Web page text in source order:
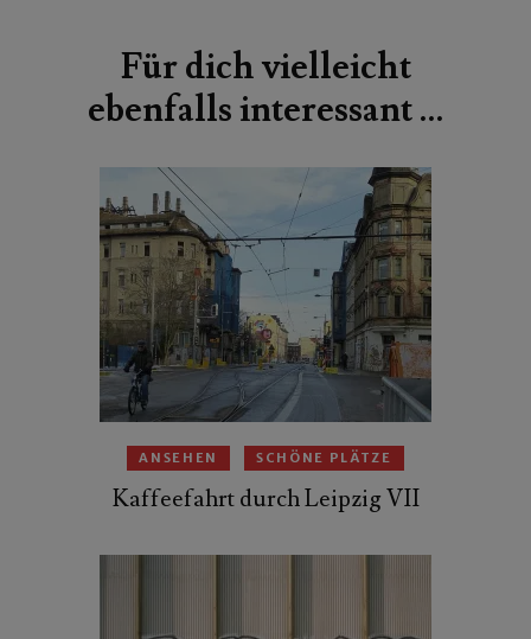
Für dich vielleicht
ebenfalls interessant …
ANSEHEN SCHÖNE PLÄTZE
Kaffeefahrt durch Leipzig VII